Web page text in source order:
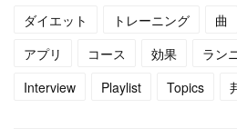
ダイエット
トレーニング 曲
アプリ
コース 効果 ラン
Interview
Playlist Topics